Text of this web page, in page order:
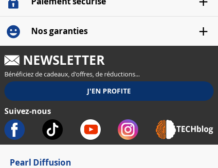
Nos garanties
NEWSLETTER
Bénéficiez de cadeaux, d'offres, de réductions...
Suivez-nous
Pearl Diffusion